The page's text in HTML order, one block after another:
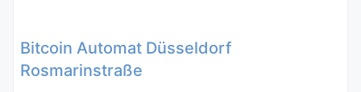
Bitcoin Automat Düsseldorf
Rosmarinstraße